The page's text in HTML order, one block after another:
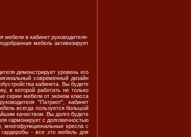
мебели в кабинет руководителя-
мебель активизирует
демонстрирует уровень его
современный дизайн
кабинета. Вы будете
в которой работать не только
серии мебели от эконом класса
"Патриот", кабинет
всегда пользуется большой
качеством. Вы долго будете
гармонирует с долговечностью
многофункциональные кресла с
- все это мебель для